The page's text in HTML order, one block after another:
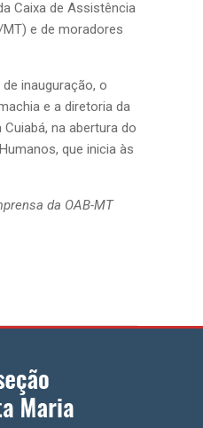
Caixa de Assistência
e de moradores
inauguração, o
e a diretoria da
na abertura do
que inicia às
da OAB-MT